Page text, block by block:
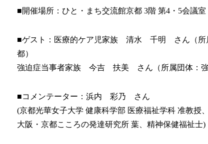
■開催場所：ひと・まち交流館京都 3階 第4・5会議室
■ゲスト：医療的ケア児家族 清水 千明 さん（所
都）
強迫症当事者家族 今吉 扶美 さん（所属団体：強
■コメンテーター：浜内 彩乃 さん
(京都光華女子大学 健康科学部 医療福祉学科 准教授
大阪・京都こころの発達研究所 葉、精神保健福祉士)